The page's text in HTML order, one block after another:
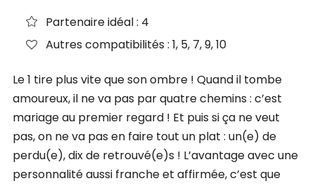
Partenaire idéal : 4
Autres compatibilités : 1, 5, 7, 9, 10
Le 1 tire plus vite que son ombre ! Quand il tombe
amoureux, il ne va pas par quatre chemins : c’est
mariage au premier regard ! Et puis si ça ne veut
pas, on ne va pas en faire tout un plat : un(e) de
perdu(e), dix de retrouvé(e)s ! L’avantage avec une
personnalité aussi franche et affirmée, c’est que